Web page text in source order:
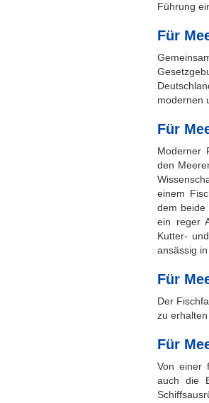
Führung
Für
modernen
Für
Moderner
den
einem
dem beide
ein reger
Kutter-
ansässig
Für
Der
zu
Für
Von einer
auch die